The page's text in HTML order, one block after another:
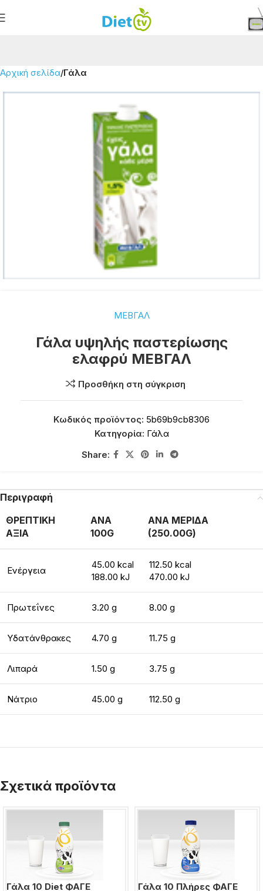
Αρχική σελίδα Γάλα
ΜΕΒΓΑΛ
Γάλα υψηλής παστερίωσης
ελαφρύ ΜΕΒΓΑΛ
Προσθήκη στη σύγκριση
Κωδικός προϊόντος: 5b69b9cb8306
Κατηγορία: Γάλα
Share:
Περιγραφή
ΘΡΕΠΤΙΚΗ
ΑΞΙΑ
ΑΝΑ
100G
ΑΝΑ ΜΕΡΙΔΑ
(250.00G)
Ενέργεια
45.00 kcal
188.00 kJ
112.50 kcal
470.00 kJ
Πρωτεΐνες 3.20 g 8.00 g
Υδατάνθρακες 4.70 g 11.75 g
Λιπαρά 1.50 g 3.75 g
Νάτριο 45.00 g 112.50 g
Σχετικά προϊόντα
Γάλα 10 Diet ΦΑΓΕ Γάλα 10 Πλήρες ΦΑΓΕ